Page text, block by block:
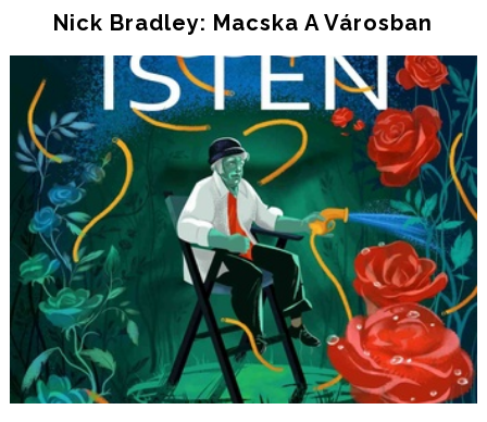
Nick Bradley: Macska A Városban